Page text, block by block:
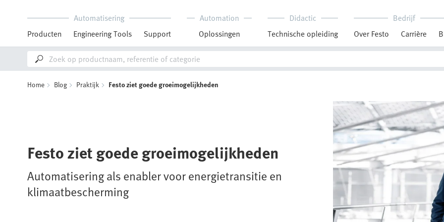
Automatisering
Producten
Engineering Tools Support
Automation
Oplossingen
Didactic
Technische opleiding
Bedrijf
Over Festo
Carrière
Home Blog Praktijk Festo ziet goede groeimogelijkheden
Festo ziet goede groeimogelijkheden
Automatisering als enabler voor energietransitie en
klimaatbescherming